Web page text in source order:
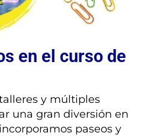
en el curso de
y múltiples
una gran diversión en
paseos y